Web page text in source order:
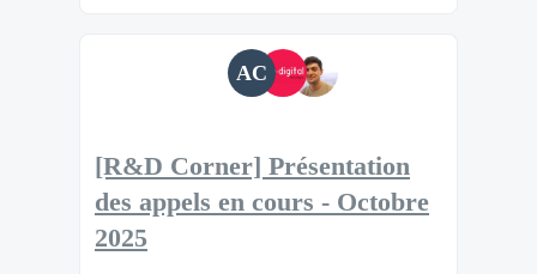
AC
[R&D Corner] Présentation
des appels en cours - Octobre
2025